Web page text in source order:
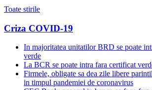
Toate stirile
Criza COVID-19
In majoritatea unitatilor BRD se poate
verde
La BCR se poate intra fara certificat
Firmele, obligate sa dea zile libere
in timpul pandemiei de coronavirus